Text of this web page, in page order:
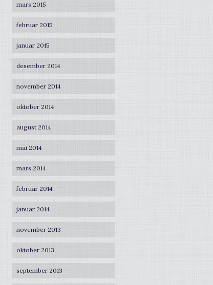
mars 2015
februar 2015
januar 2015
desember 2014
november 2014
oktober 2014
august 2014
mai 2014
mars 2014
februar 2014
januar 2014
november 2013
oktober 2013
september 2013